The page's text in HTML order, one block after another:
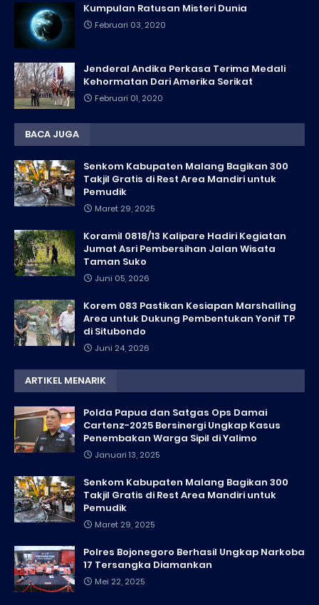
Kumpulan Ratusan Misteri Dunia
Februari 03, 2020
Jenderal Andika Perkasa Terima Medali
Kehormatan Dari Amerika Serikat
Februari 01, 2020
BACA JUGA
Senkom Kabupaten Malang Bagikan 300
Takjil Gratis di Rest Area Mandiri untuk
Pemudik
Maret 29, 2025
Koramil 0818/13 Kalipare Hadiri Kegiatan
Jumat Asri Pembersihan Jalan Wisata
Taman Suko
Juni 05, 2026
Korem 083 Pastikan Kesiapan Marshalling
Area untuk Dukung Pembentukan Yonif TP
di Situbondo
Juni 24, 2026
ARTIKEL MENARIK
Polda Papua dan Satgas Ops Damai
Cartenz-2025 Bersinergi Ungkap Kasus
Penembakan Warga Sipil di Yalimo
Januari 13, 2025
Senkom Kabupaten Malang Bagikan 300
Takjil Gratis di Rest Area Mandiri untuk
Pemudik
Maret 29, 2025
Polres Bojonegoro Berhasil Ungkap Narkoba
17 Tersangka Diamankan
Mei 22, 2025